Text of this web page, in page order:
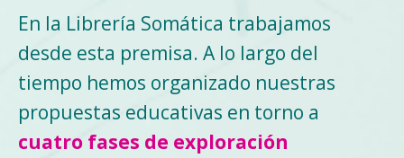
En la Librería Somática trabajamos
desde esta premisa. A lo largo del
tiempo hemos organizado nuestras
propuestas educativas en torno a
cuatro fases de exploración